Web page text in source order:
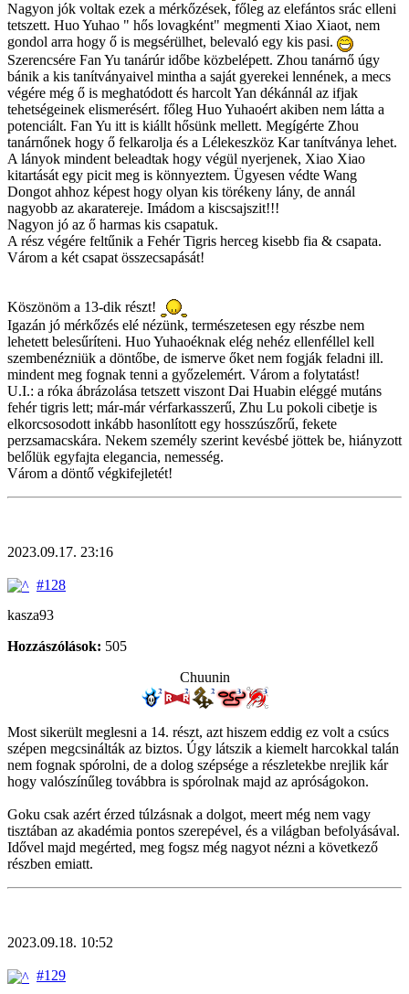
Nagyon jók voltak ezek a mérkőzések, főleg az elefántos srác elleni
tetszett. Huo Yuhao " hős lovagként" megmenti Xiao Xiaot, nem
gondol arra hogy ő is megsérülhet, belevaló egy kis pasi.
Szerencsére Fan Yu tanárúr időbe közbelépett. Zhou tanárnő úgy
bánik a kis tanítványaivel mintha a saját gyerekei lennének, a mecs
végére még ő is meghatódott és harcolt Yan dékánnál az ifjak
tehetségeinek elismerésért. főleg Huo Yuhaoért akiben nem látta a
potenciált. Fan Yu itt is kiállt hősünk mellett. Megígérte Zhou
tanárnőnek hogy ő felkarolja és a Lélekeszköz Kar tanítványa lehet.
A lányok mindent beleadtak hogy végül nyerjenek, Xiao Xiao
kitartását egy picit meg is könnyeztem. Ügyesen védte Wang
Dongot ahhoz képest hogy olyan kis törékeny lány, de annál
nagyobb az akaratereje. Imádom a kiscsajszit!!!
Nagyon jó az ő harmas kis csapatuk.
A rész végére feltűnik a Fehér Tigris herceg kisebb fia & csapata.
Várom a két csapat összecsapását!
Köszönöm a 13-dik részt!
Igazán jó mérkőzés elé nézünk, természetesen egy részbe nem
lehetett belesűríteni. Huo Yuhaoéknak elég nehéz ellenféllel kell
szembenézniük a döntőbe, de ismerve őket nem fogják feladni ill.
mindent meg fognak tenni a győzelemért. Várom a folytatást!
U.I.: a róka ábrázolása tetszett viszont Dai Huabin eléggé mutáns
fehér tigris lett; már-már vérfarkasszerű, Zhu Lu pokoli cibetje is
elkorcsosodott inkább hasonlított egy hosszúszőrű, fekete
perzsamacskára. Nekem személy szerint kevésbé jöttek be, hiányzott
belőlük egyfajta elegancia, nemesség.
Várom a döntő végkifejletét!
2023.09.17. 23:16
#128
kasza93
Hozzászólások: 505
Chuunin
Most sikerült meglesni a 14. részt, azt hiszem eddig ez volt a csúcs
szépen megcsinálták az biztos. Úgy látszik a kiemelt harcokkal talán
nem fognak spórolni, de a dolog szépsége a részletekbe nrejlik kár
hogy valószínűleg továbbra is spórolnak majd az apróságokon.
Goku csak azért érzed túlzásnak a dolgot, meert még nem vagy
tisztában az akadémia pontos szerepével, és a világban befolyásával.
Idővel majd megérted, meg fogsz még nagyot nézni a következő
részben emiatt.
2023.09.18. 10:52
#129